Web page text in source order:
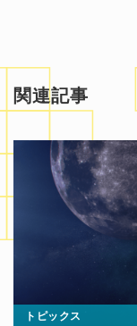
関連記事
トピックス